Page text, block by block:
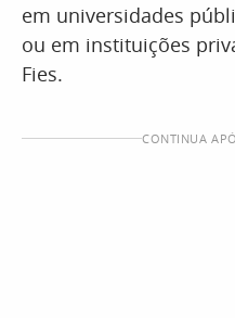
em universidades
ou em instituições
Fies.
CONTINUA